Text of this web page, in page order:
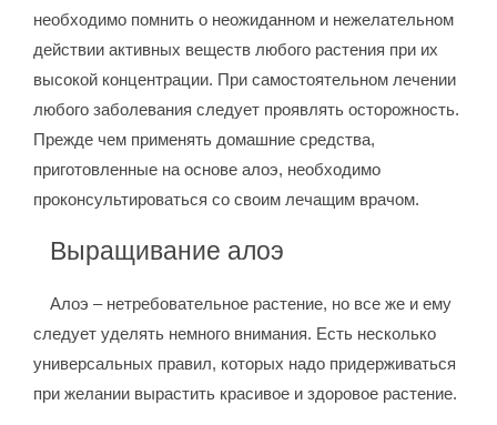
необходимо помнить о неожиданном и нежелательном
действии активных веществ любого растения при их
высокой концентрации. При самостоятельном лечении
любого заболевания следует проявлять осторожность.
Прежде чем применять домашние средства,
приготовленные на основе алоэ, необходимо
проконсультироваться со своим лечащим врачом.
Выращивание алоэ
Алоэ – нетребовательное растение, но все же и ему
следует уделять немного внимания. Есть несколько
универсальных правил, которых надо придерживаться
при желании вырастить красивое и здоровое растение.